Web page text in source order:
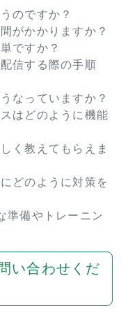
のですか？
がかかりますか？
ですか？
信する際の手順
なっていますか？
はどのように機能
く教えてもらえま
どのように対策を
準備やトレーニン
い合わせくだ